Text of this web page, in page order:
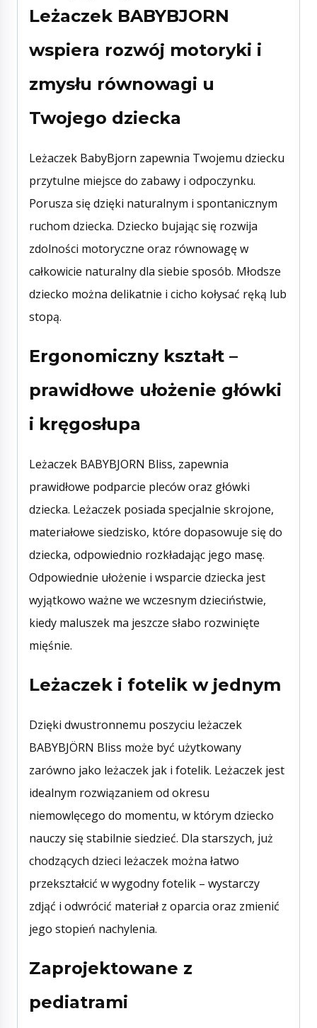
Leżaczek BABYBJORN
wspiera rozwój motoryki i
zmysłu równowagi u
Twojego dziecka
Leżaczek BabyBjorn zapewnia Twojemu dziecku
przytulne miejsce do zabawy i odpoczynku.
Porusza się dzięki naturalnym i spontanicznym
ruchom dziecka. Dziecko bujając się rozwija
zdolności motoryczne oraz równowagę w
całkowicie naturalny dla siebie sposób. Młodsze
dziecko można delikatnie i cicho kołysać ręką lub
stopą.
Ergonomiczny kształt –
prawidłowe ułożenie główki
i kręgosłupa
Leżaczek BABYBJORN Bliss, zapewnia
prawidłowe podparcie pleców oraz główki
dziecka. Leżaczek posiada specjalnie skrojone,
materiałowe siedzisko, które dopasowuje się do
dziecka, odpowiednio rozkładając jego masę.
Odpowiednie ułożenie i wsparcie dziecka jest
wyjątkowo ważne we wczesnym dzieciństwie,
kiedy maluszek ma jeszcze słabo rozwinięte
mięśnie.
Leżaczek i fotelik w jednym
Dzięki dwustronnemu poszyciu leżaczek
BABYBJÖRN Bliss może być użytkowany
zarówno jako leżaczek jak i fotelik. Leżaczek jest
idealnym rozwiązaniem od okresu
niemowlęcego do momentu, w którym dziecko
nauczy się stabilnie siedzieć. Dla starszych, już
chodzących dzieci leżaczek można łatwo
przekształcić w wygodny fotelik – wystarczy
zdjąć i odwrócić materiał z oparcia oraz zmienić
jego stopień nachylenia.
Zaprojektowane z
pediatrami